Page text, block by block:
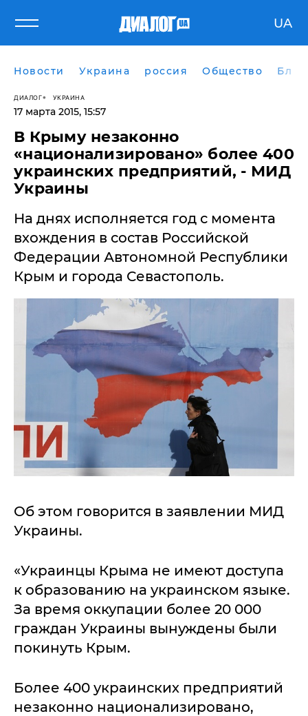
UA
Новости Украина россия Общество
ДИАЛОГ УКРАИНА
17 марта 2015, 15:57
В Крыму незаконно
«национализировано» более 400
украинских предприятий, - МИД
Украины
На днях исполняется год с момента
вхождения в состав Российской
Федерации Автономной Республики
Крым и города Севастополь.
Об этом говорится в заявлении МИД
Украины.
«Украинцы Крыма не имеют доступа
к образованию на украинском языке.
За время оккупации более 20 000
граждан Украины вынуждены были
покинуть Крым.
Более 400 украинских предприятий
незаконно национализировано,